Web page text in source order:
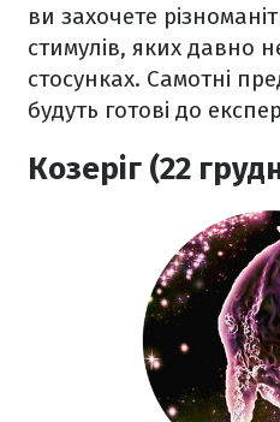
ви захочете
стимулів, яких давно
стосунках. Самотні
будуть готові до
Козеріг (22